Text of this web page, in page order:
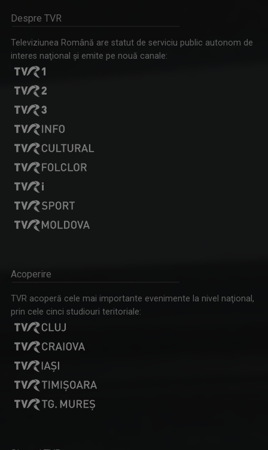
Despre TVR
Televiziunea Română are statut de serviciu public autonom de
interes naţional şi emite pe nouă canale:
Acoperire
TVR acoperă cele mai importante evenimente la nivel naţional,
prin cele cinci studiouri teritoriale: